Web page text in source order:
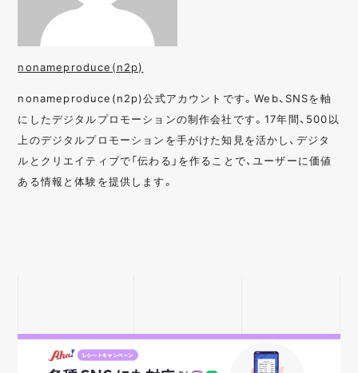
nonameproduce(n2p)
nonameproduce(n2p)公式アカウントです。Web、SNSを軸
にしたデジタルプロモーションの制作会社です。17年間、500以
上のデジタルプロモーションを手がけた知見を活かし、デジタ
ルとクリエイティブで「伝わる」を作ることで、ユーザーに価値
ある情報と体験を提供します。